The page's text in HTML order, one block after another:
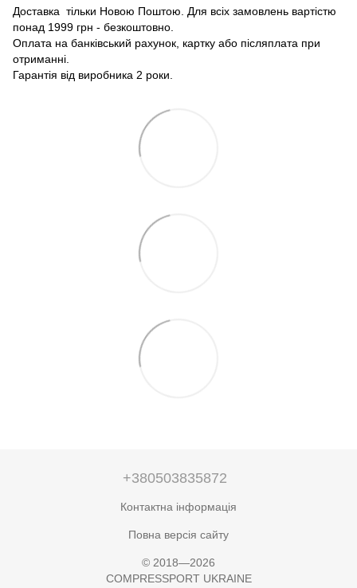
Доставка тільки Новою Поштою. Для всіх замовлень вартістю
понад 1999 грн - безкоштовно.
Оплата на банківський рахунок, картку або післяплата при
отриманні.
Гарантія від виробника 2 роки.
+380503835872
Контактна інформація
Повна версія сайту
© 2018—2026
COMPRESSPORT UKRAINE